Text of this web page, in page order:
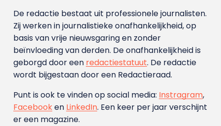
De redactie bestaat uit professionele journalisten.
Zij werken in journalistieke onafhankelijkheid, op
basis van vrije nieuwsgaring en zonder
beïnvloeding van derden. De onafhankelijkheid is
geborgd door een redactiestatuut. De redactie
wordt bijgestaan door een Redactieraad.
Punt is ook te vinden op social media: Instragram,
Facebooken LinkedIn. Een keer per jaar verschijnt
er een magazine.